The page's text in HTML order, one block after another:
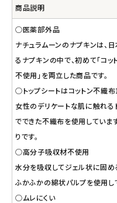
商品説明
○医薬部外品
ナチュラムーンのナプキンは、
るナプキンの中で、初めて「コ
不使用」を両立した商品です。
○トップシートはコットン不織
女性のデリケートな肌に触れる
でできた不織布を使用していま
りです。
○高分子吸収材不使用
水分を吸収してジェル状に固
ふかふかの綿状パルプを使用し
○ムレにくい